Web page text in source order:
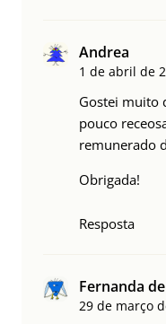
Andrea
1 de abril de
Gostei muito
pouco
remunerado
Obrigada!
Resposta
Fernanda
29 de março